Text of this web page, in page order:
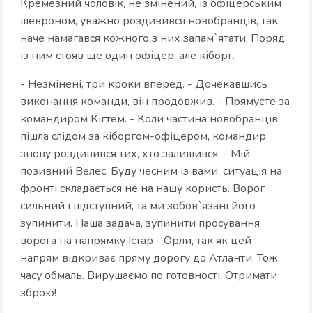
Кремезний чоловік, не змінений, із офіцерським
шевроном, уважно роздивився новобранців, так,
наче намагався кожного з них запам`ятати. Поряд
із ним стояв ще один офіцер, але кіборг.
- Незмінені, три кроки вперед. - Дочекавшись
виконання команди, він продовжив. - Прямуєте за
командиром Кігтем. - Коли частина новобранців
пішла слідом за кіборгом-офіцером, командир
знову роздивився тих, хто залишився. - Мій
позивний Велес. Буду чесним із вами: ситуація на
фронті складається не на нашу користь. Ворог
сильний і підступний, та ми зобов`язані його
зупинити. Наша задача, зупинити просування
ворога на напрямку Істар - Орли, так як цей
напрям відкриває пряму дорогу до Атланти. Тож,
часу обмаль. Вирушаємо по готовності. Отримати
зброю!